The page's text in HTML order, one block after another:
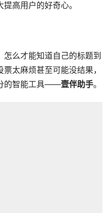
高用户的好奇心。
么才能知道自己的标题到
太麻烦甚至可能没结果，
的智能工具——壹伴助手。